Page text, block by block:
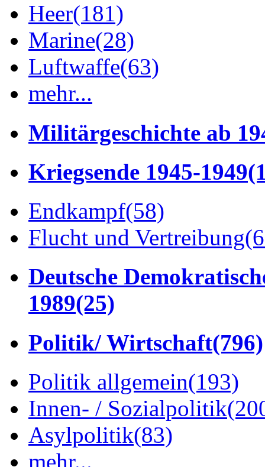
Heer(181)
Marine(28)
Luftwaffe(63)
mehr...
Militärgeschichte ab
Kriegsende 1945-1949
Endkampf(58)
Flucht und Vertreibung
Deutsche
1989(25)
Politik/ Wirtschaft(796)
Politik allgemein(193)
Innen- / Sozialpolitik
Asylpolitik(83)
mehr...